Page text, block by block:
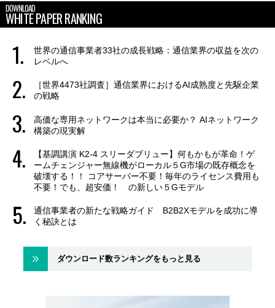
DOWNLOAD
WHITE PAPER RANKING
世界の通信事業者33社の成長戦略：通信業界の収益を次の
レベルへ
［世界4473社調査］通信業界におけるAI成熟度と先駆企業
の戦略
高価な専用ネットワークは本当に必要か？ AIネットワーク
構築の現実解
【基調講演 K2-4 スリーダブリュー】何もかもが革命！ゲ
ームチェンジャー無線機がローカル５G市場の既存概念を
破壊する！！ コアサーバー不要！毎年のライセンス費用も
不要！でも、超安価！ の新しい５Gモデル
通信事業者の新たな戦略ガイド B2B2Xモデルを成功に導
く秘訣とは
ダウンロード数ランキングをもっと見る